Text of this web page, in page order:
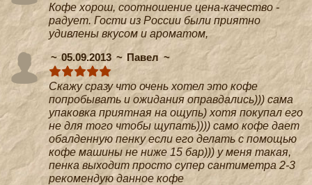
Кофе хорош, соотношение цена-качество -
радует. Гости из России были приятно
удивлены вкусом и ароматом,
05.09.2013
Павел
Скажу сразу что очень хотел это кофе
попробывать и ожидания оправдались))) сама
упаковка приятная на ощупь) хотя покупал его
не для того чтобы щупать)))) само кофе дает
обалденную пенку если его делать с помощью
кофе машины не ниже 15 бар))) у меня такая,
пенка выходит просто супер сантиметра 2-3
рекомендую данное кофе